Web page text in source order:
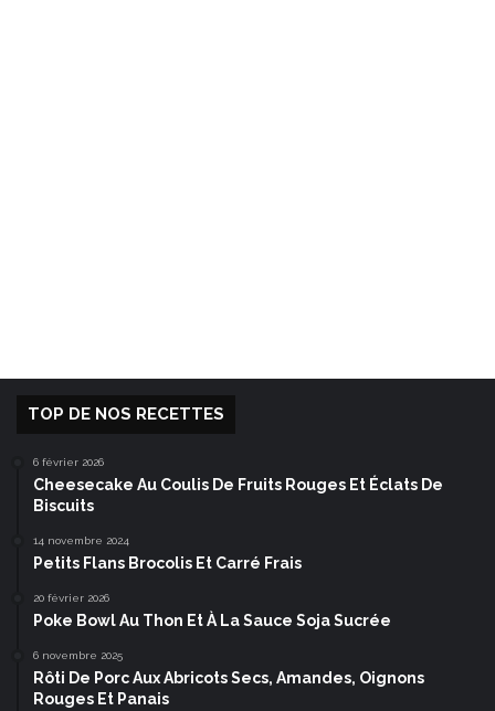
TOP DE NOS RECETTES
6 février 2026
Cheesecake Au Coulis De Fruits Rouges Et Éclats De
Biscuits
14 novembre 2024
Petits Flans Brocolis Et Carré Frais
20 février 2026
Poke Bowl Au Thon Et À La Sauce Soja Sucrée
6 novembre 2025
Rôti De Porc Aux Abricots Secs, Amandes, Oignons
Rouges Et Panais